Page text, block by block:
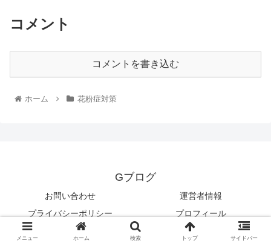
コメント
コメントを書き込む
ホーム 花粉症対策
Gブログ
お問い合わせ
運営者情報
プライバシーポリシー
プロフィール
© 2020 Gブログ.
メニュー ホーム 検索 トップ サイドバー